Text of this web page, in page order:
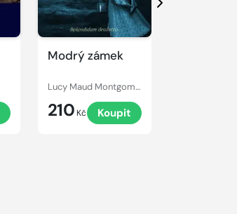
Modrý zámek
Lucy Maud Montgomery
210 Kč Koupit
Další